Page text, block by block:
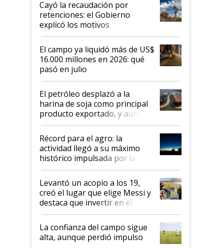
Cayó la recaudación por
retenciones: el Gobierno
explicó los motivos
El campo ya liquidó más de US$
16.000 millones en 2026: qué
pasó en julio
El petróleo desplazó a la
harina de soja como principal
producto exportado, y aún así
el agro aportó casi seis de cada
diez dólares y sostuvo el
liderazgo en un semestre
récord
Récord para el agro: la
actividad llegó a su máximo
histórico impulsada por la
cosecha y las exportaciones
Levantó un acopio a los 19,
creó el lugar que elige Messi y
destaca que invertir en el
kirchnerismo era como "darle
plata a un hijo para droga":
Juan Félix Rossetti, el libertario
que de una dura crisis salió
La confianza del campo sigue
alta, aunque perdió impulso